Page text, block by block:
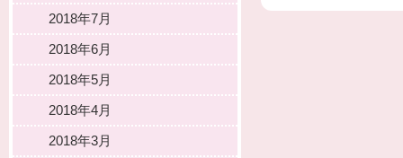
2018年7月
2018年6月
2018年5月
2018年4月
2018年3月